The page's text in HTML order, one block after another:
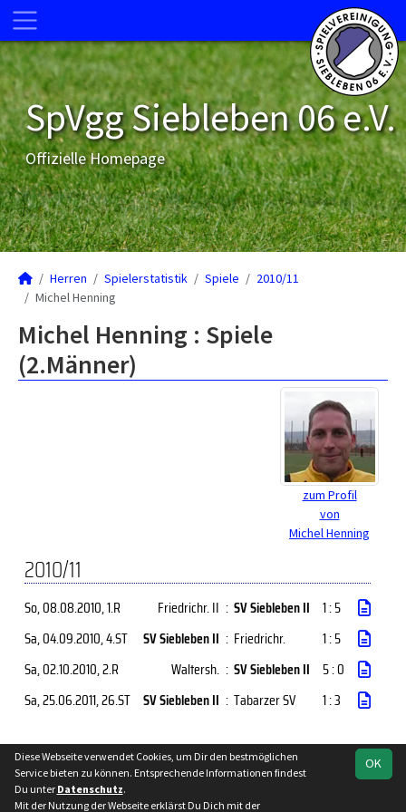
SpVgg Siebleben 06 e.V.
Offizielle Homepage
Herren Spielerstatistik Spiele
2010/11
Michel Henning
Michel Henning : Spiele
(2.Männer)
zum Profil
von
Michel Henning
2010/11
So, 08.08.2010, 1.R Friedrichr. II : SV Siebleben II 1 : 5
Sa, 04.09.2010, 4.ST SV Siebleben II : Friedrichr.
1 : 5
Sa, 02.10.2010, 2.R Waltersh. : SV Siebleben II 5 : 0
Sa, 25.06.2011, 26.ST SV Siebleben II : Tabarzer SV 1 : 3
soccero.de OK
Diese Webseite verwendet Cookies, um Dir den bestmöglichen
Service bieten zu können. Entsprechende Informationen findest
Du unter Datenschutz.
Mit der Nutzung der Webseite erklärst Du Dich mit der